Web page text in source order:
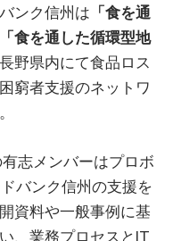
ンク信州は 「食を通
「食を通した循環型地
野県内にて食品ロス
窮者支援のネットワ
志メンバーはプロボ
バンク信州の支援を
資料や一般事例に基
、業務プロセスとIT